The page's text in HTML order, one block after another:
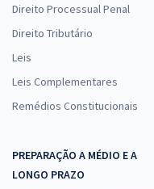
Direito Processual Penal
Direito Tributário
Leis
Leis Complementares
Remédios Constitucionais
PREPARAÇÃO A MÉDIO E A
LONGO PRAZO